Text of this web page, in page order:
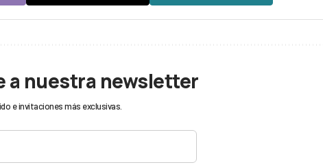
a nuestra newsletter
e invitaciones más exclusivas.